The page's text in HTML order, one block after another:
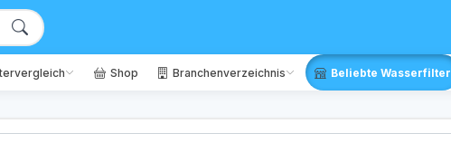
Shop Branchenverzeichnis Beliebte Wasserfilter